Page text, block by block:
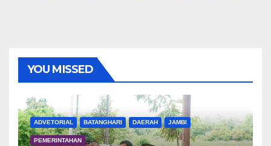
YOU MISSED
ADVETORIAL BATANGHARI DAERAH JAMBI
PEMERINTAHAN